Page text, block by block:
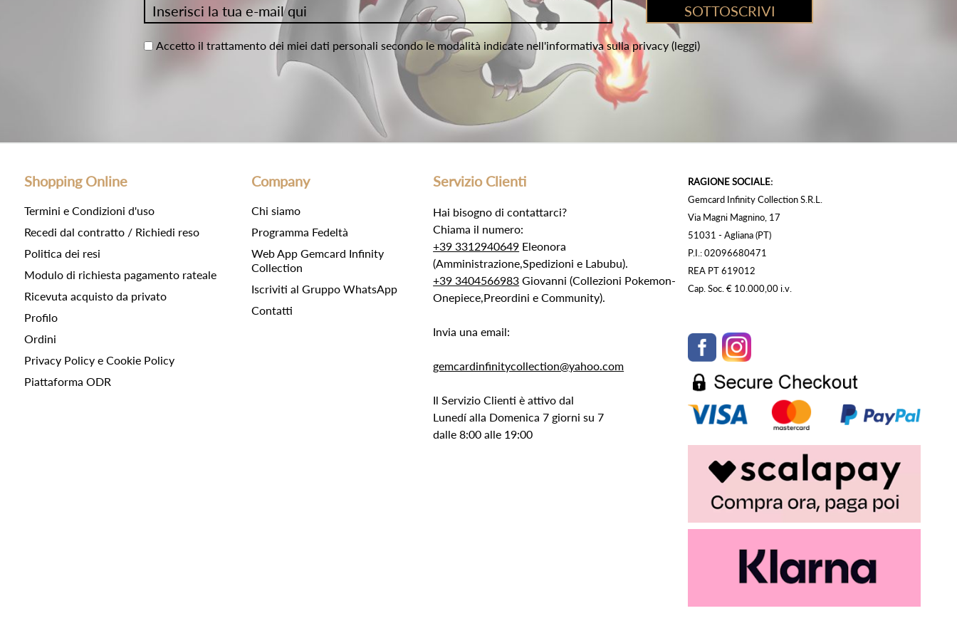
Accetto il trattamento dei miei dati personali secondo le modalità indicate nell'informativa sulla privacy (leggi)
Shopping Online
Termini e Condizioni d'uso
Recedi dal contratto / Richiedi reso
Politica dei resi
Modulo di richiesta pagamento rateale
Ricevuta acquisto da privato
Profilo
Ordini
Privacy Policy e Cookie Policy
Piattaforma ODR
Company
Chi siamo
Programma Fedeltà
Web App Gemcard Infinity
Collection
Iscriviti al Gruppo WhatsApp
Contatti
Servizio Clienti
Hai bisogno di contattarci?
Chiama il numero:
+39 3312940649 Eleonora
(Amministrazione,Spedizioni e Labubu).
+39 3404566983 Giovanni (Collezioni Pokemon-
Onepiece,Preordini e Community).
Invia una email:
gemcardinfinitycollection@yahoo.com
Il Servizio Clienti è attivo dal
Lunedí alla Domenica 7 giorni su 7
dalle 8:00 alle 19:00
RAGIONE SOCIALE:
Gemcard Infinity Collection S.R.L.
Via Magni Magnino, 17
51031 - Agliana (PT)
P.I.: 02096680471
REA PT 619012
Cap. Soc. € 10.000,00 i.v.